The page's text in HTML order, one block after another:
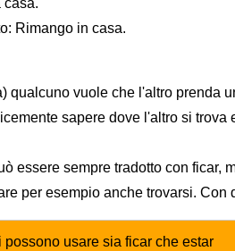
casa.
Rimango in casa.
qualcuno vuole che l'altro prenda
sapere dove l'altro si
essere sempre tradotto con ficar,
per esempio anche trovarsi. Con
possono usare sia ficar che estar